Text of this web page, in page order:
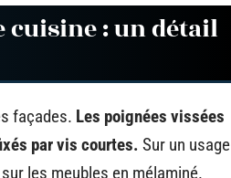
cuisine : un détail
façades. Les poignées vissées
par vis courtes. Sur un usage
les meubles en mélaminé.